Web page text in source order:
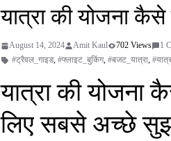
यात्रा की योजना कैसे
August 14, 2024 Amit Kaul 702 Views
1
#ट्रैवल_गाइड, #फ्लाइट_बुकिंग, #बजट_यात्रा,
यात्रा की
लिए सबसे अच्छे